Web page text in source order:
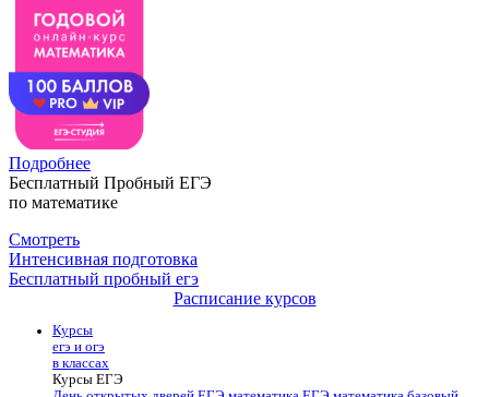
Подробнее
Бесплатный Пробный ЕГЭ
по математике
Смотреть
Интенсивная подготовка
Бесплатный пробный егэ
Расписание курсов
Курсы
егэ и огэ
в классах
Курсы ЕГЭ